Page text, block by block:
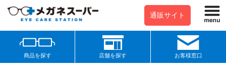
通販サイト
商品を探す 店舗を探す お客様窓口